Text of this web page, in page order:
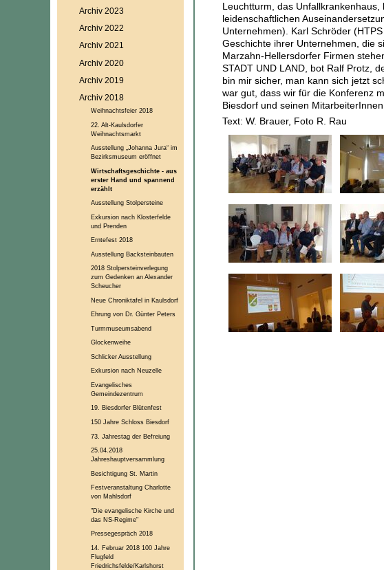
Leuchtturm, das
leidenschaftlichen
Unternehmen). Karl Schröder
Geschichte ihrer Unternehmen, die
Marzahn-Hellersdorfer Firmen
STADT UND LAND, bot Ralf Protz,
bin mir sicher, man kann sich jetzt
war gut, dass wir für die Konferenz
Biesdorf und seinen
Text: W. Brauer, Foto R. Rau
Archiv 2023
Archiv 2022
Archiv 2021
Archiv 2020
Archiv 2019
Archiv 2018
Weihnachtsfeier 2018
22. Alt-Kaulsdorfer
Weihnachtsmarkt
Ausstellung „Johanna Jura“ im
Bezirksmuseum eröffnet
Wirtschaftsgeschichte - aus
erster Hand und spannend
erzählt
Ausstellung Stolpersteine
Exkursion nach Klosterfelde
und Prenden
Erntefest 2018
Ausstellung Backsteinbauten
2018 Stolpersteinverlegung
zum Gedenken an Alexander
Scheucher
Neue Chroniktafel in Kaulsdorf
Ehrung von Dr. Günter Peters
Turmmuseumsabend
Glockenweihe
Schlicker Ausstellung
Exkursion nach Neuzelle
Evangelisches
Gemeindezentrum
19. Biesdorfer Blütenfest
150 Jahre Schloss Biesdorf
73. Jahrestag der Befreiung
25.04.2018
Jahreshauptversammlung
Besichtigung St. Martin
Festveranstaltung Charlotte
von Mahlsdorf
"Die evangelische Kirche und
das NS-Regime"
Pressegespräch 2018
14. Februar 2018 100 Jahre
Flugfeld
Friedrichsfelde/Karlshorst